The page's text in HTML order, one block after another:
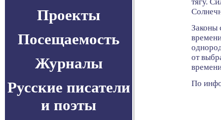
Проекты
Посещаемость
Журналы
Русские писатели
и поэты
Законы
от
По